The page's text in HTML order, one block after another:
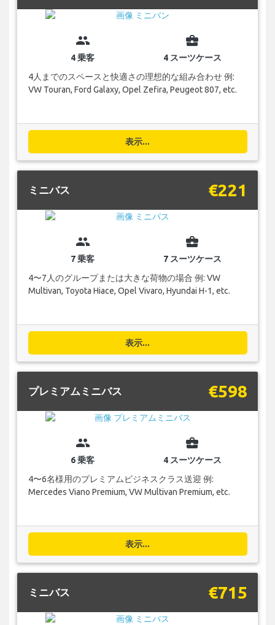
group
4 乗客
business_center
4 スーツケース
4人までのスペースと快適さの理想的な組み合わせ 例:
VW Touran, Ford Galaxy, Opel Zefira, Peugeot 807, etc.
表示...
ミニバス €221
group
7 乗客
business_center
7 スーツケース
4〜7人のグループまたは大きな荷物の場合 例: VW
Multivan, Toyota Hiace, Opel Vivaro, Hyundai H-1, etc.
表示...
プレミアムミニバス €598
group
6 乗客
business_center
4 スーツケース
4〜6名様用のプレミアムビジネスクラス送迎 例:
Mercedes Viano Premium, VW Multivan Premium, etc.
表示...
ミニバス €715